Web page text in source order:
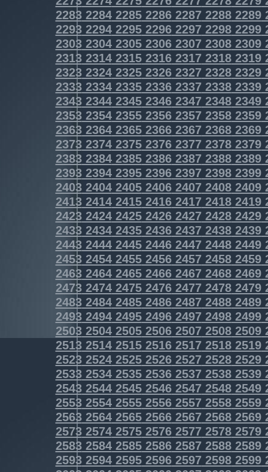
2283228422852286228722882289
2293229422952296229722982299
2303230423052306230723082309
2313231423152316231723182319
2323232423252326232723282329
2333233423352336233723382339
2343234423452346234723482349
2353235423552356235723582359
2363236423652366236723682369
2373237423752376237723782379
2383238423852386238723882389
2393239423952396239723982399
2403240424052406240724082409
2413241424152416241724182419
2423242424252426242724282429
2433243424352436243724382439
2443244424452446244724482449
2453245424552456245724582459
2463246424652466246724682469
2473247424752476247724782479
2483248424852486248724882489
2493249424952496249724982499
2503250425052506250725082509
2513251425152516251725182519
2523252425252526252725282529
2533253425352536253725382539
2543254425452546254725482549
2553255425552556255725582559
2563256425652566256725682569
2573257425752576257725782579
2583258425852586258725882589
2593259425952596259725982599